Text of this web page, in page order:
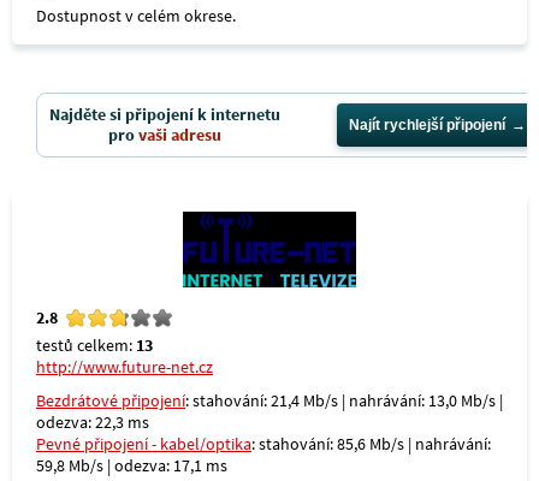
Dostupnost v celém okrese.
Najděte si připojení k internetu
provaši adresu Najít rychlejší připojení
2.8
testů celkem: 13
http://www.future-net.cz
Bezdrátové připojení: stahování: 21,4 Mb/s | nahrávání: 13,0 Mb/s |
odezva: 22,3 ms
Pevné připojení - kabel/optika: stahování: 85,6 Mb/s | nahrávání:
59,8 Mb/s | odezva: 17,1 ms